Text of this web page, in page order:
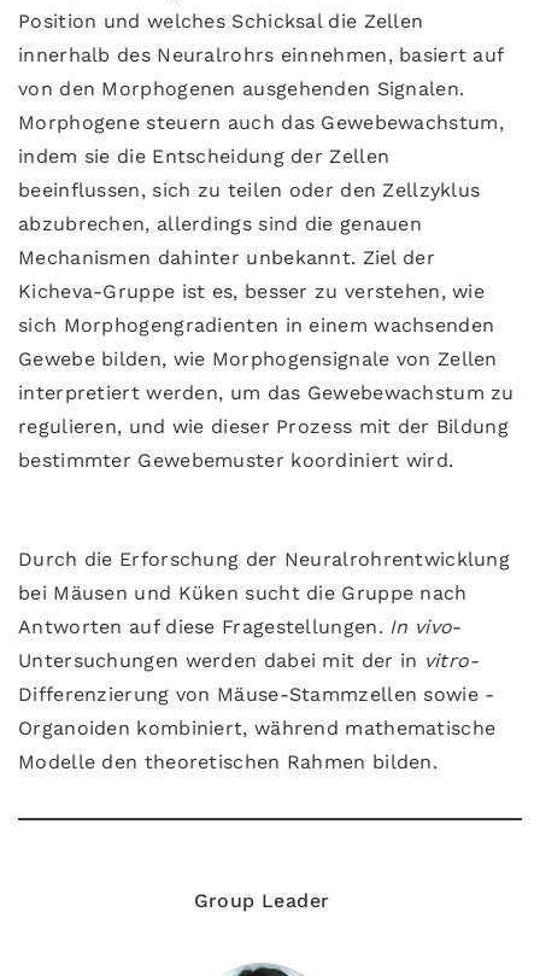
Position und welches Schicksal die Zellen
innerhalb des Neuralrohrs einnehmen, basiert auf
von den Morphogenen ausgehenden Signalen.
Morphogene steuern auch das Gewebewachstum,
indem sie die Entscheidung der Zellen
beeinflussen, sich zu teilen oder den Zellzyklus
abzubrechen, allerdings sind die genauen
Mechanismen dahinter unbekannt. Ziel der
Kicheva-Gruppe ist es, besser zu verstehen, wie
sich Morphogengradienten in einem wachsenden
Gewebe bilden, wie Morphogensignale von Zellen
interpretiert werden, um das Gewebewachstum zu
regulieren, und wie dieser Prozess mit der Bildung
bestimmter Gewebemuster koordiniert wird.
Durch die Erforschung der Neuralrohrentwicklung
bei Mäusen und Küken sucht die Gruppe nach
Antworten auf diese Fragestellungen. In vivo-
Untersuchungen werden dabei mit der in vitro-
Differenzierung von Mäuse-Stammzellen sowie -
Organoiden kombiniert, während mathematische
Modelle den theoretischen Rahmen bilden.
Group Leader